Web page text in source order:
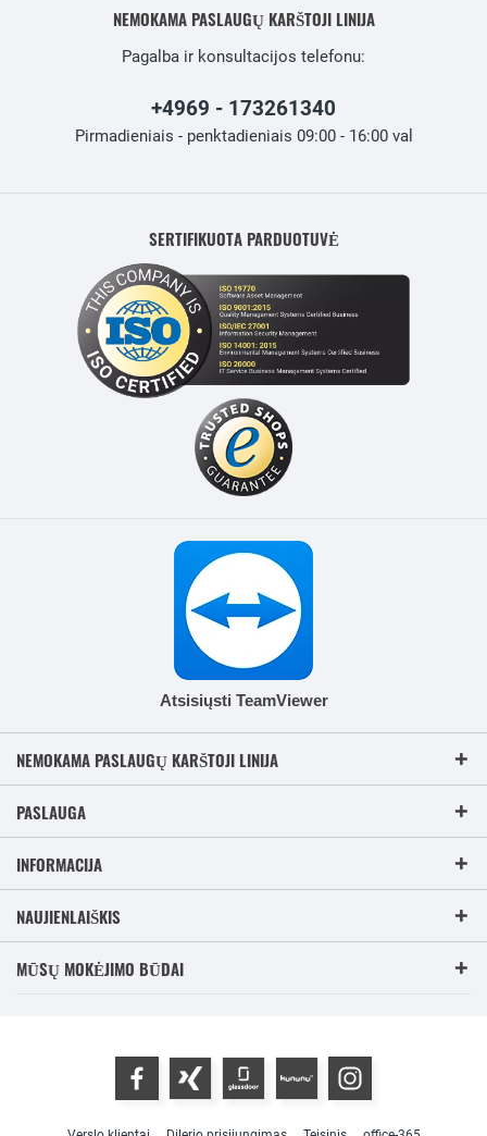
NEMOKAMA PASLAUGŲ KARŠTOJI LINIJA
Pagalba ir konsultacijos telefonu:
+4969 - 173261340
Pirmadieniais - penktadieniais 09:00 - 16:00 val
SERTIFIKUOTA PARDUOTUVĖ
Atsisiųsti TeamViewer
NEMOKAMA PASLAUGŲ KARŠTOJI LINIJA
PASLAUGA
INFORMACIJA
NAUJIENLAIŠKIS
MŪSŲ MOKĖJIMO BŪDAI